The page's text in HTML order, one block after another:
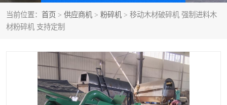
当前位置： 首页 > 供应商机 > 粉碎机 > 移动木材破碎机 强制进料木
材粉碎机 支持定制
燃料颗粒机 木屑颗粒机
木材粉碎机 锤片粉碎机
搅拌机 冷却机